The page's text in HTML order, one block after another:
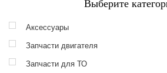
Выберите
Аксессуары
Запчасти двигателя
Запчасти для ТО